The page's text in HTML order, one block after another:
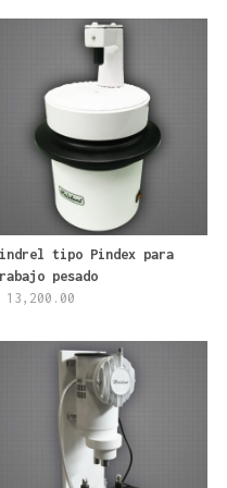
tipo Pindex para
pesado
13,200.00